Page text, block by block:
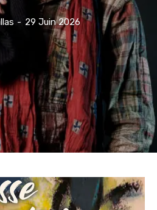
- 29 Juin 2026